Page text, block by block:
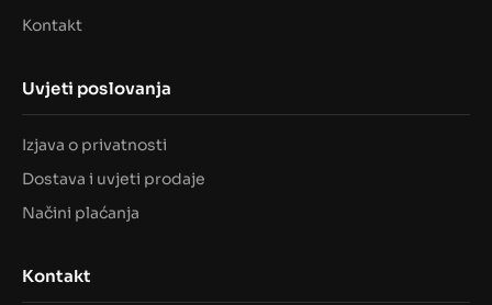
Kontakt
Uvjeti poslovanja
Izjava o privatnosti
Dostava i uvjeti prodaje
Načini plaćanja
Kontakt